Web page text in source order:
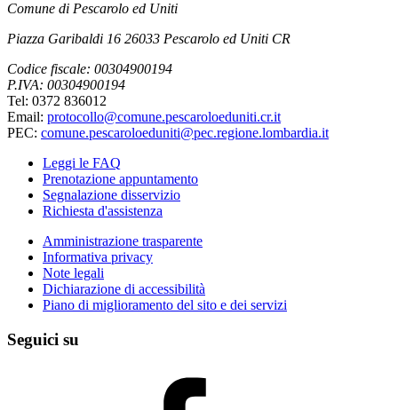
Comune di Pescarolo ed Uniti
Piazza Garibaldi 16 26033 Pescarolo ed Uniti CR
Codice fiscale: 00304900194
P.IVA: 00304900194
Tel: 0372 836012
Email: protocollo@comune.pescaroloeduniti.cr.it
PEC: comune.pescaroloeduniti@pec.regione.lombardia.it
Leggi le FAQ
Prenotazione appuntamento
Segnalazione disservizio
Richiesta d'assistenza
Amministrazione trasparente
Informativa privacy
Note legali
Dichiarazione di accessibilità
Piano di miglioramento del sito e dei servizi
Seguici su